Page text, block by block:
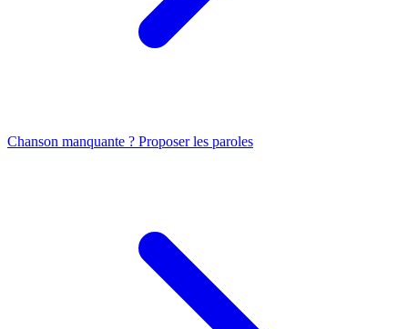
Chanson manquante ? Proposer les paroles